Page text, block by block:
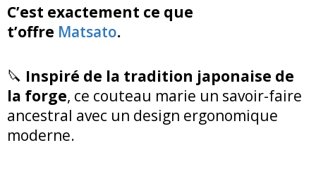
C’est exactement ce que
t’offre Matsato.
🔪 Inspiré de la tradition japonaise de
la forge, ce couteau marie un savoir-faire
ancestral avec un design ergonomique
moderne.